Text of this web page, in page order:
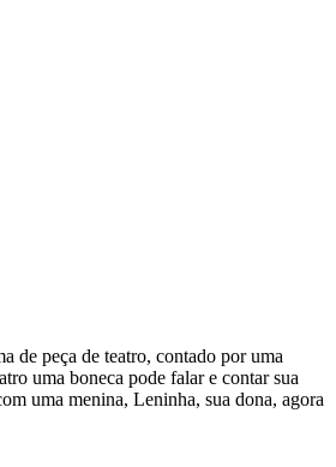
de peça de teatro, contado por uma
uma boneca pode falar e contar sua
uma menina, Leninha, sua dona, agora